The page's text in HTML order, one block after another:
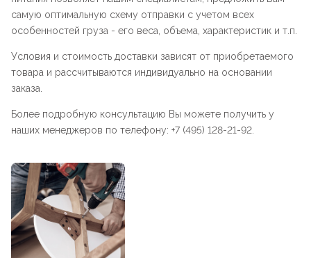
самую оптимальную схему отправки с учетом всех
особенностей груза - его веса, объема, характеристик и т.п.
Условия и стоимость доставки зависят от приобретаемого
товара и рассчитываются индивидуально на основании
заказа.
Более подробную консультацию Вы можете получить у
наших менеджеров по телефону: +7 (495) 128-21-92.